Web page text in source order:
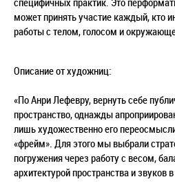
может принять участие каждый, кто
работы с телом, голосом и
Описание от художниц:
«По Анри Лефевру, вернуть себе
пространство, однажды
лишь художественно его
«фрейм». Для этого мы выбрали
погружения через работу с весом,
архитектурой пространства и звуков